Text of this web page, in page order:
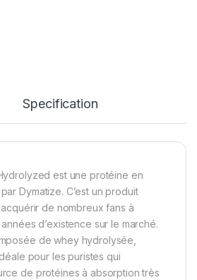
Specification
est une protéine en
Dymatize. C’est un produit
de nombreux fans à
d’existence sur le marché.
de whey hydrolysée,
pour les puristes qui
de protéines à absorption très